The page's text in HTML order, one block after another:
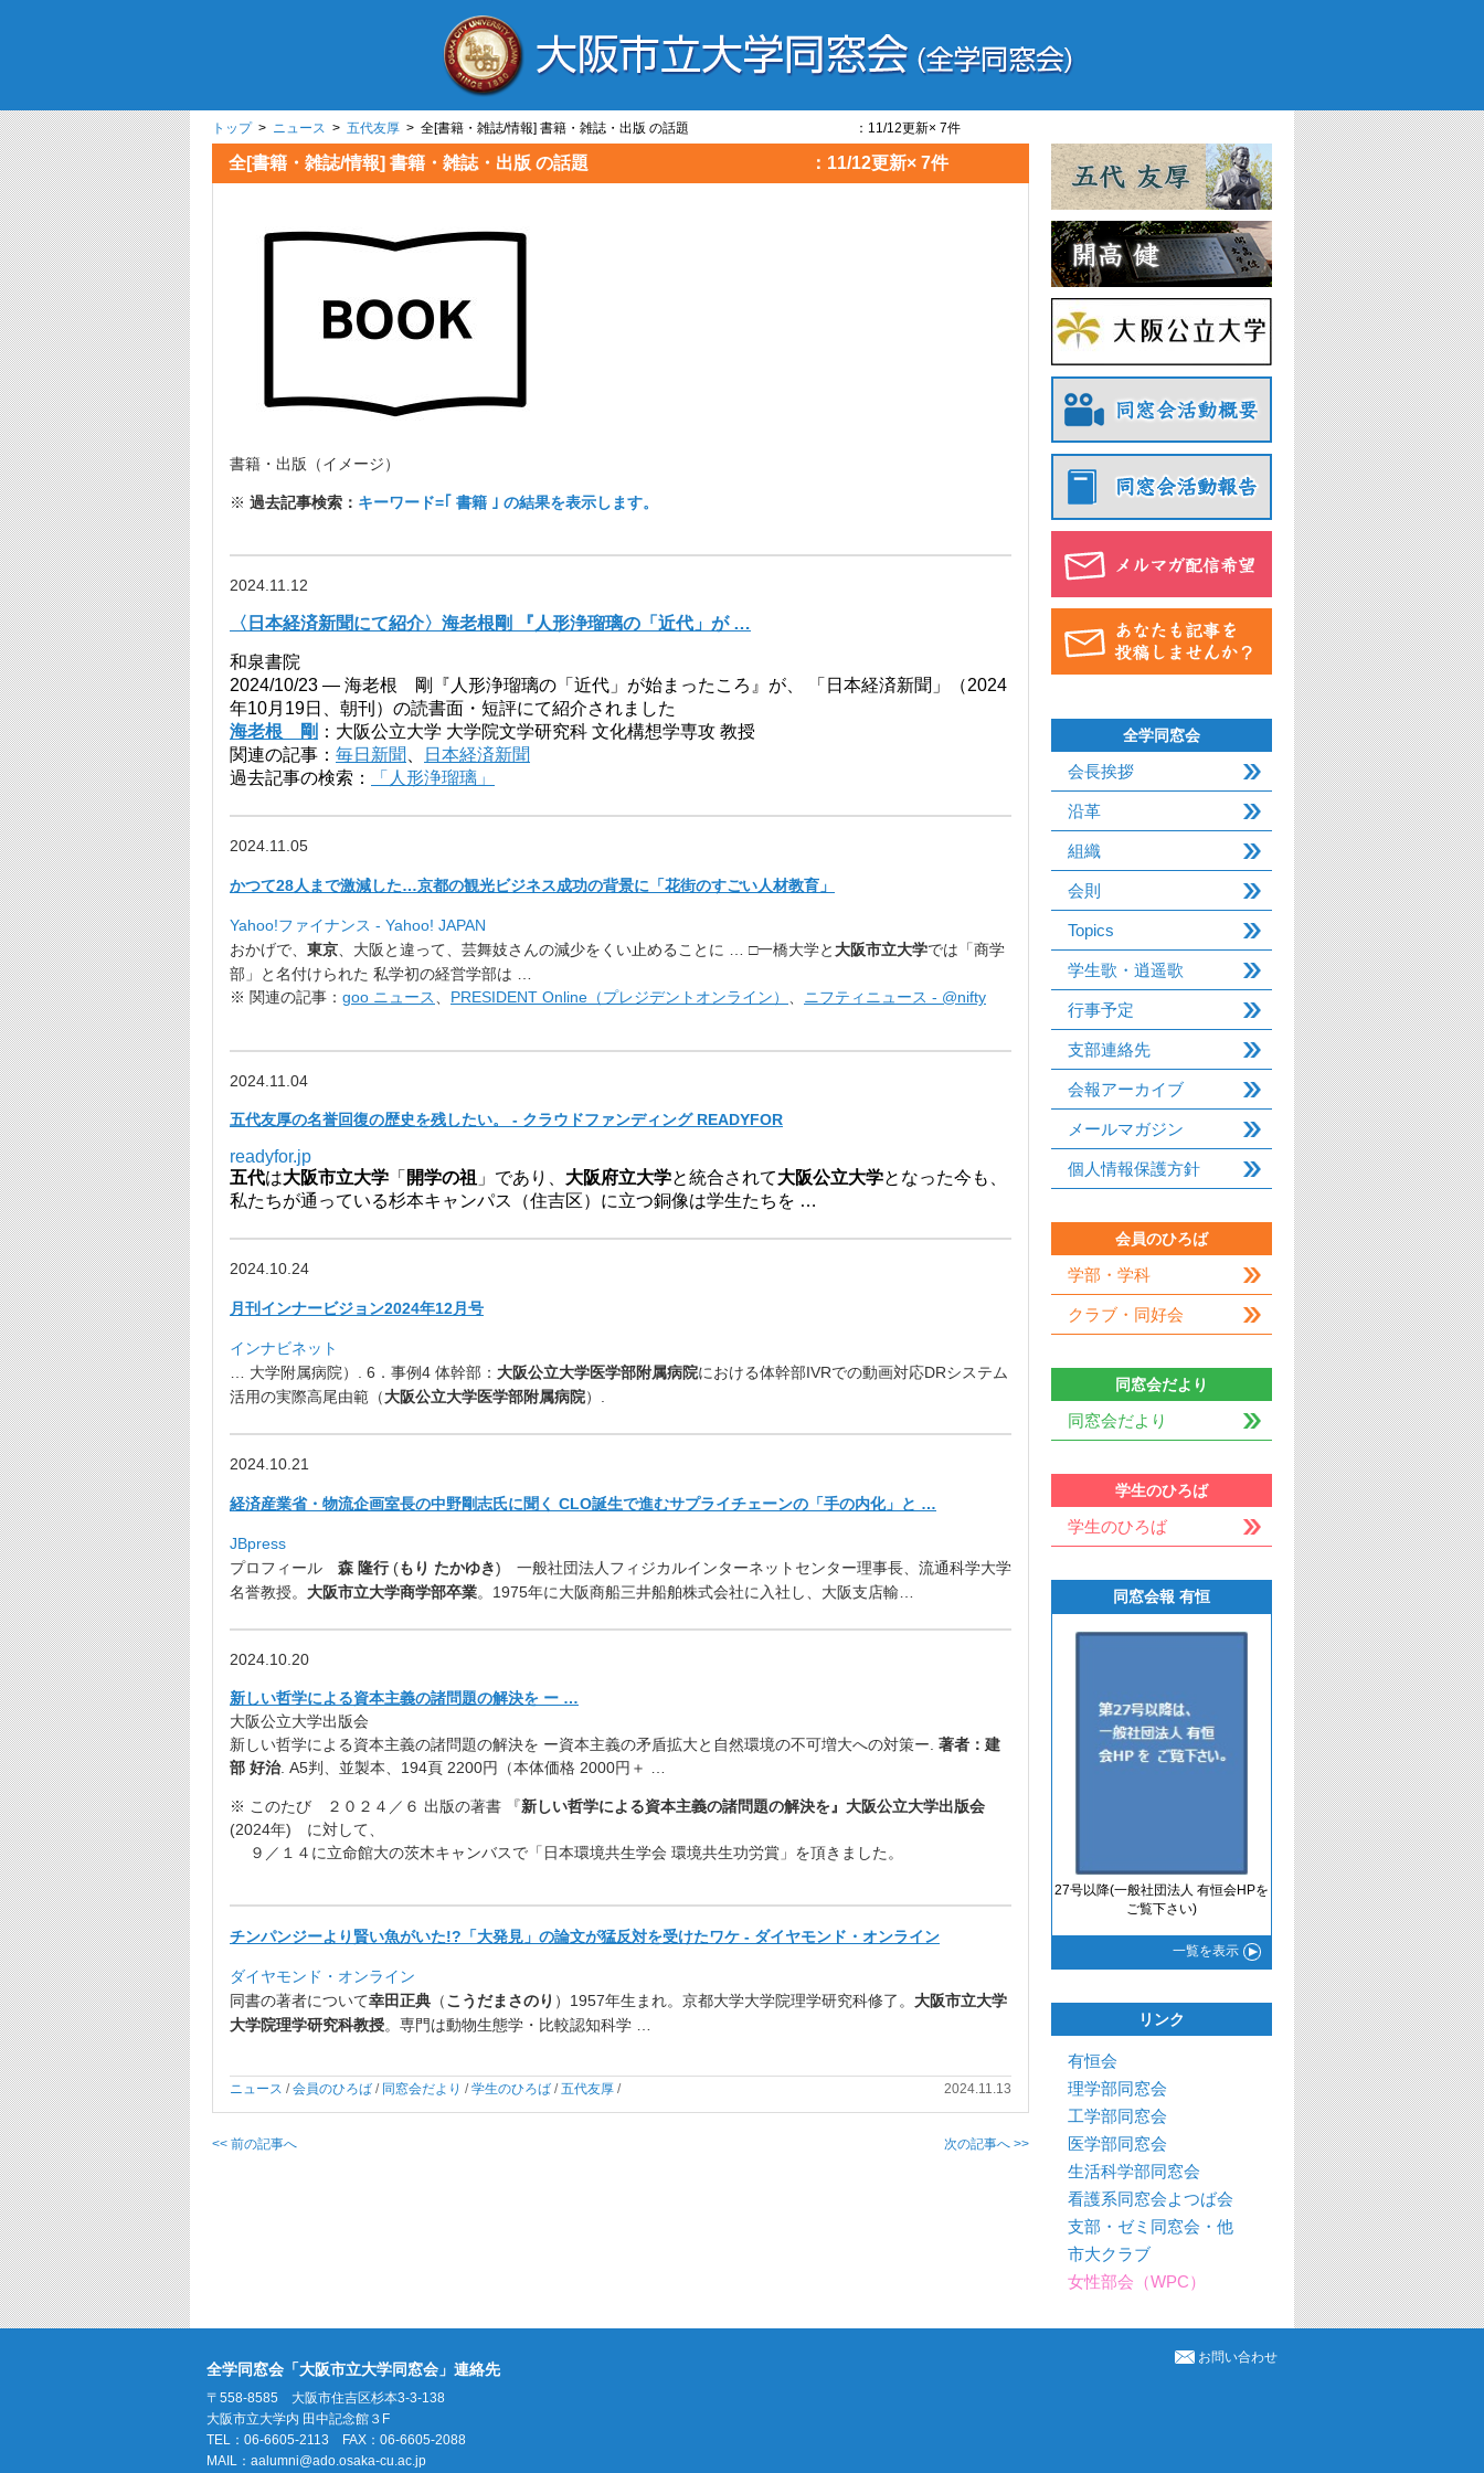
トップ> ニュース > 五代友厚 > 全[書籍・雑誌/情報] 書籍・雑誌・出版 の話題 ：11/12更新× 7件
全[書籍・雑誌/情報] 書籍・雑誌・出版 の話題 ：11/12更新× 7件
書籍・出版（イメージ）
※ 過去記事検索： キーワード=｢ 書籍 ｣ の結果を表示します。
2024.11.12
〈日本経済新聞にて紹介〉海老根剛 『人形浄瑠璃の「近代」が …
和泉書院
2024/10/23 — 海老根 剛『人形浄瑠璃の「近代」が始まったころ』が、 「日本経済新聞」（2024
年10月19日、朝刊）の読書面・短評にて紹介されました
海老根 剛 ：大阪公立大学 大学院文学研究科 文化構想学専攻 教授
関連の記事： 毎日新聞
日本経済新聞
過去記事の検索：
「人形浄瑠璃」
2024.11.05
かつて28人まで激減した…京都の観光ビジネス成功の背景に「花街のすごい人材教育」
Yahoo!ファイナンス - Yahoo! JAPAN
おかげで、 東京、大阪と違って、 芸舞妓さんの減少をくい止めることに … □一橋大学と 大阪市立大学では「商学
部」と名付けられた 私学初の経営学部は …
※ 関連の記事： goo ニュース、 PRESIDENT Online（プレジデントオンライン） 、 ニフティニュース - @nifty
2024.11.04
五代友厚の名誉回復の歴史を残したい。 - クラウドファンディング READYFOR
readyfor.jp
五代は大阪市立大学 「 開学の祖 」であり、 大阪府立大学と統合されて大阪公立大学となった今も、
私たちが通っている杉本キャンパス（住吉区） に立つ銅像は学生たちを …
2024.10.24
月刊インナービジョン2024年12月号
インナビネット
… 大学附属病院）. 6．事例4 体幹部： 大阪公立大学医学部附属病院における体幹部IVRでの動画対応DRシステム
活用の実際高尾由範（大阪公立大学医学部附属病院）.
2024.10.21
経済産業省・物流企画室長の中野剛志氏に聞く CLO誕生で進むサプライチェーンの「手の内化」と …
JBpress
プロフィール 森 隆行(もり たかゆき) 一般社団法人フィジカルインターネットセンター理事長、流通科学大学
名誉教授。 大阪市立大学商学部卒業。1975年に大阪商船三井船舶株式会社に入社し、大阪支店輸…
2024.10.20
新しい哲学による資本主義の諸問題の解決を ー …
大阪公立大学出版会
新しい哲学による資本主義の諸問題の解決を ー資本主義の矛盾拡大と自然環境の不可増大への対策ー. 著者：建
部 好治. A5判、並製本、194頁 2200円（本体価格 2000円＋ …
※ このたび ２０２４／６ 出版の著書 『新しい哲学による資本主義の諸問題の解決を』大阪公立大学出版会
(2024年) に対して、
９／１４に立命館大の茨木キャンバスで「日本環境共生学会 環境共生功労賞」を頂きました。
チンパンジーより賢い魚がいた!?「大発見」 の論文が猛反対を受けたワケ - ダイヤモンド・オンライン
ダイヤモンド・オンライン
同書の著者について幸田正典 （こうだまさのり ） 1957年生まれ。京都大学大学院理学研究科修了。 大阪市立大学
大学院理学研究科教授。専門は動物生態学・比較認知科学 …
ニュース /会員のひろば / 同窓会だより /学生のひろば /五代友厚 / 2024.11.13
<< 前の記事へ 次の記事へ >>
全学同窓会
会長挨拶
沿革
組織
会則
Topics
学生歌・逍遥歌
行事予定
支部連絡先
会報アーカイブ
メールマガジン
個人情報保護方針
会員のひろば
学部・学科
クラブ・同好会
同窓会だより
同窓会だより
学生のひろば
学生のひろば
同窓会報 有恒
27号以降(一般社団法人 有恒会HPを
ご覧下さい)
一覧を表示
リンク
有恒会
理学部同窓会
工学部同窓会
医学部同窓会
生活科学部同窓会
看護系同窓会よつば会
支部・ゼミ同窓会・他
市大クラブ
女性部会（WPC）
全学同窓会「大阪市立大学同窓会」連絡先
〒558-8585 大阪市住吉区杉本3-3-138
大阪市立大学内 田中記念館３F
TEL：06-6605-2113 FAX：06-6605-2088
MAIL： aalumni@ado.osaka-cu.ac.jp
お問い合わせ